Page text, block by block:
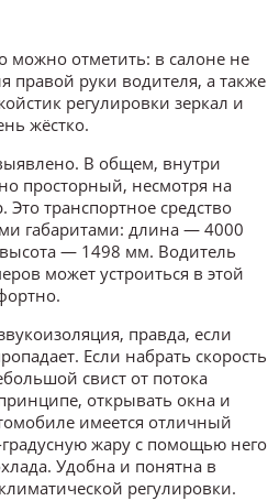
можно отметить: в салоне не
правой руки водителя, а также
регулировки зеркал и
жёстко.
В общем, внутри
просторный, несмотря на
транспортное средство
габаритами: длина — 4000
— 1498 мм. Водитель
может устроиться в этой
правда, если
Если набрать скорость
свист от потока
открывать окна и
имеется отличный
жару с помощью него
Удобна и понятна в
регулировки.